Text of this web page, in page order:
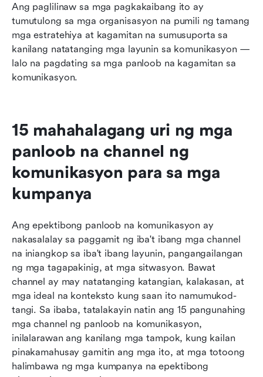
Ang paglilinaw sa mga pagkakaibang ito ay
tumutulong sa mga organisasyon na pumili ng tamang
mga estratehiya at kagamitan na sumusuporta sa
kanilang natatanging mga layunin sa komunikasyon —
lalo na pagdating sa mga panloob na kagamitan sa
komunikasyon.
15 mahahalagang uri ng mga
panloob na channel ng
komunikasyon para sa mga
kumpanya
Ang epektibong panloob na komunikasyon ay
nakasalalay sa paggamit ng iba't ibang mga channel
na iniangkop sa iba't ibang layunin, pangangailangan
ng mga tagapakinig, at mga sitwasyon. Bawat
channel ay may natatanging katangian, kalakasan, at
mga ideal na konteksto kung saan ito namumukod-
tangi. Sa ibaba, tatalakayin natin ang 15 pangunahing
mga channel ng panloob na komunikasyon,
inilalarawan ang kanilang mga tampok, kung kailan
pinakamahusay gamitin ang mga ito, at mga totoong
halimbawa ng mga kumpanya na epektibong